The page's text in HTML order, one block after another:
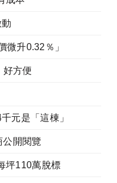
微升0.32％」
好方便
元是「這棟」
公開閱覽
坪110萬脫標